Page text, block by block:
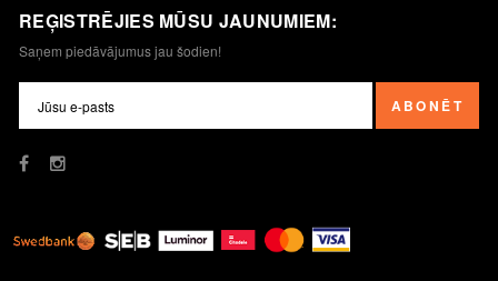
REĢISTRĒJIES MŪSU JAUNUMIEM:
Saņem piedāvājumus jau šodien!
ABONĒT